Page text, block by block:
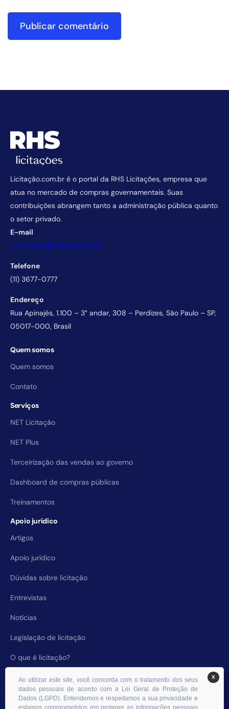
Licitação.com.br é o portal da RHS Licitações, empresa que
atua no mercado de compras governamentais. Suas
contribuições abrangem tanto a administração pública quanto
o setor privado.
E-mail
comercial@licitacao.com.br
Telefone
(11) 3677-0777
Endereço
Rua Apinajés, 1.100 – 3° andar, 308 – Perdizes, São Paulo – SP,
05017-000, Brasil
Quem somos
Quem somos
Contato
Serviços
NET Licitação
NET Plus
Terceirização das vendas ao governo
Dashboard de compras públicas
Treinamentos
Apoio jurídico
Artigos
Apoio jurídico
Dúvidas sobre licitação
Entrevistas
Notícias
Legislação de licitação
O que é licitação?
© 2026 RHS Licitações. Todos os direitos reservados.
X
Ao utilizar este site, você concorda com o tratamento dos seus
dados pessoais de acordo com a Lei Geral de Proteção de
Dados (LGPD). Entendemos e respeitamos a sua privacidade e
estamos comprometidos em proteger as informações pessoais